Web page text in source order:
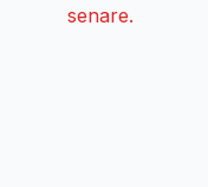
senare.